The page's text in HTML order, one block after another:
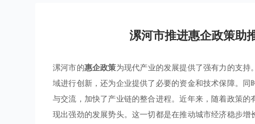
漯河市推进惠企政策助
漯河市的惠企政策为现代产业的发展提供了强有力的支
域进行创新，还为企业提供了必要的资金和技术保障。
与交流，加快了产业链的整合进程。近年来，随着政策
现出强劲的发展势头。这一切都是在推动城市经济稳步